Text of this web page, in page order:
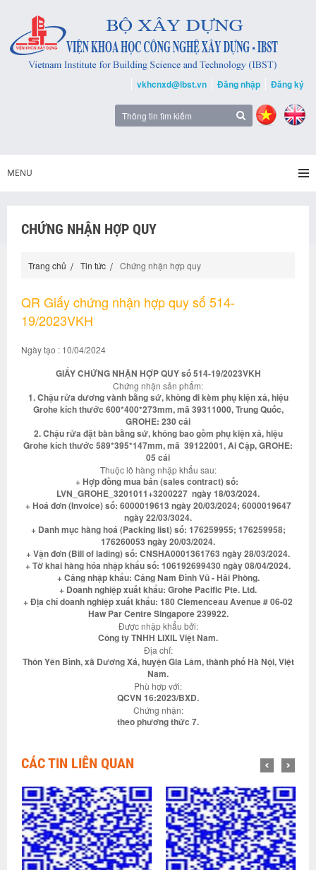
vkhcnxd@ibst.vn Đăng nhập Đăng ký
MENU
CHỨNG NHẬN HỢP QUY
Trang chủ Tin tức Chứng nhận hợp quy
QR Giấy chứng nhận hợp quy số 514-
19/2023VKH
Ngày tạo : 10/04/2024
GIẤY CHỨNG NHẬN HỢP QUY số 514-19/2023VKH
Chứng nhận sản phẩm:
1. Chậu rửa dương vành bằng sứ, không đi kèm phụ kiện xả, hiệu
Grohe kích thước 600*400*273mm, mã 39311000, Trung Quốc,
GROHE: 230 cái
2. Chậu rửa đặt bàn bằng sứ, không bao gồm phụ kiện xả, hiệu
Grohe kích thước 589*395*147mm, mã 39122001, Ai Cập, GROHE:
05 cái
Thuộc lô hàng nhập khẩu sau:
+ Hợp đồng mua bán (sales contract) số:
LVN_GROHE_3201011+3200227 ngày 18/03/2024.
+ Hoá đơn (Invoice) số: 6000019613 ngày 20/03/2024; 6000019647
ngày 22/03/3024.
+ Danh mục hàng hoá (Packing list) số: 176259955; 176259958;
176260053 ngày 20/03/2024.
+ Vận đơn (Bill of lading) số: CNSHA0001361763 ngày 28/03/2024.
+ Tờ khai hàng hóa nhập khẩu số: 106192699430 ngày 08/04/2024.
+ Cảng nhập khẩu: Cảng Nam Đình Vũ - Hải Phòng.
+ Doanh nghiệp xuất khẩu: Grohe Pacific Pte. Ltd.
+ Địa chỉ doanh nghiệp xuất khẩu: 180 Clemenceau Avenue # 06-02
Haw Par Centre Singapore 239922.
Được nhập khẩu bởi:
Công ty TNHH LIXIL Việt Nam.
Địa chỉ:
Thôn Yên Bình, xã Dương Xá, huyện Gia Lâm, thành phố Hà Nội, Việt
Nam.
Phù hợp với:
QCVN 16:2023/BXD.
Chứng nhận:
theo phương thức 7.
CÁC TIN LIÊN QUAN